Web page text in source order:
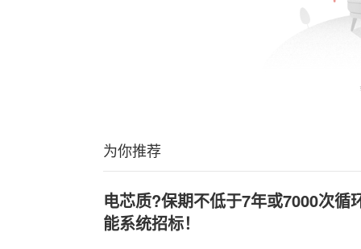
为你推荐
电芯质?保期不低于7年或7000次循
能系统招标！